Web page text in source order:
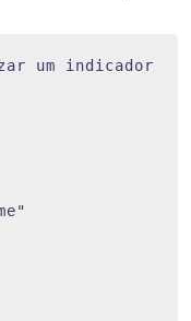
um indicador